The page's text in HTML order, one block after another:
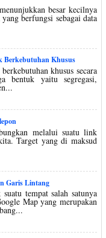
besar kecilnya
berfungsi sebagai data
Berkebutuhan Khusus
khusus secara
bentuk yaitu segregasi,
melalui suatu link
Target yang di maksud
Garis Lintang
tempat salah satunya
Map yang merupakan